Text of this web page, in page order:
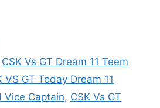
CSK Vs GT Dream 11 Teem
VS GT Today Dream 11
Vice Captain, CSK Vs GT